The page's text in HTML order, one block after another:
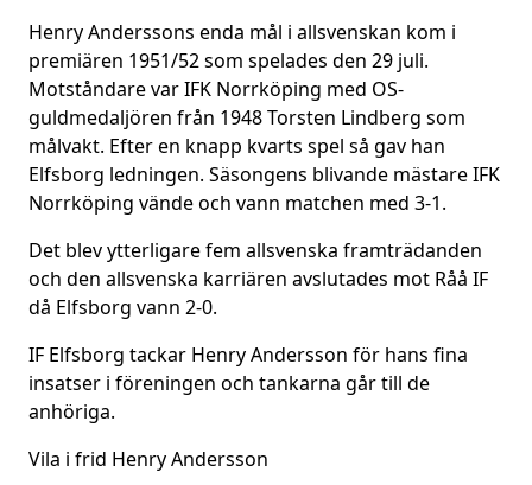
Henry Anderssons enda mål i allsvenskan kom i
premiären 1951/52 som spelades den 29 juli.
Motståndare var IFK Norrköping med OS-
guldmedaljören från 1948 Torsten Lindberg som
målvakt. Efter en knapp kvarts spel så gav han
Elfsborg ledningen. Säsongens blivande mästare IFK
Norrköping vände och vann matchen med 3-1.
Det blev ytterligare fem allsvenska framträdanden
och den allsvenska karriären avslutades mot Råå IF
då Elfsborg vann 2-0.
IF Elfsborg tackar Henry Andersson för hans fina
insatser i föreningen och tankarna går till de
anhöriga.
Vila i frid Henry Andersson